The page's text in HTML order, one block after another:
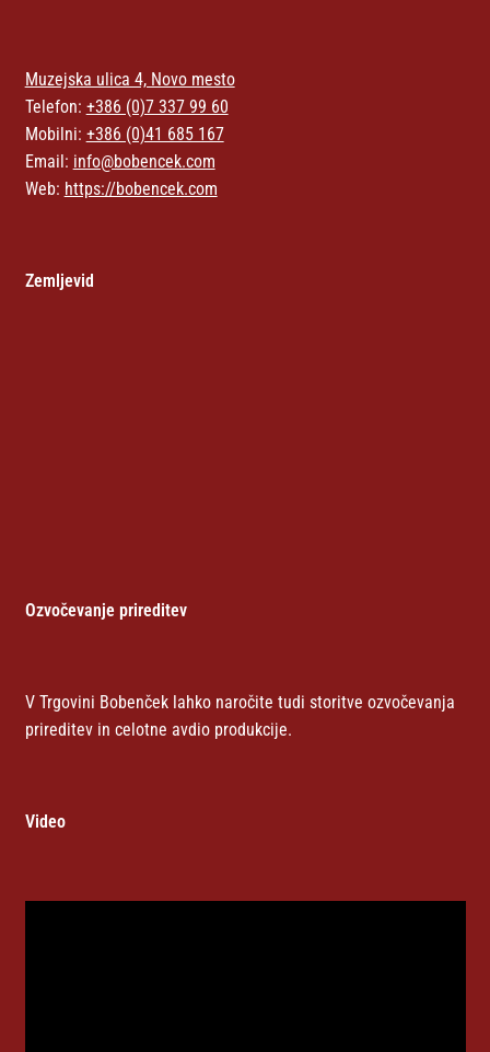
Muzejska ulica 4, Novo mesto
Telefon: +386 (0)7 337 99 60
Mobilni: +386 (0)41 685 167
Email: info@bobencek.com
Web: https://bobencek.com
Zemljevid
Ozvočevanje prireditev
V Trgovini Bobenček lahko naročite tudi storitve ozvočevanja
prireditev in celotne avdio produkcije.
Video